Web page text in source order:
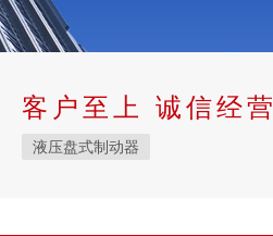
客户至上 诚信经营
液压盘式制动器